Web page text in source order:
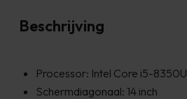
Beschrijving
Processor: Intel Core i5-8350U
Schermdiagonaal: 14 inch